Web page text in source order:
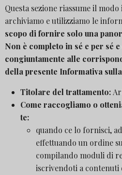
Questa sezione riassume il
archiviamo e utilizziamo le
scopo di fornire solo una
Non è completo in sé e per sé
congiuntamente alle
della presente Informativa
Titolare del trattamento:
Come raccogliamo o
te:
quando ce lo fornisci,
effettuando un ordine
compilando moduli di
iscrivendoti a contenuti